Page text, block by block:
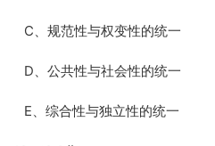
C、规范性与权变性的统一
D、公共性与社会性的统一
E、综合性与独立性的统一